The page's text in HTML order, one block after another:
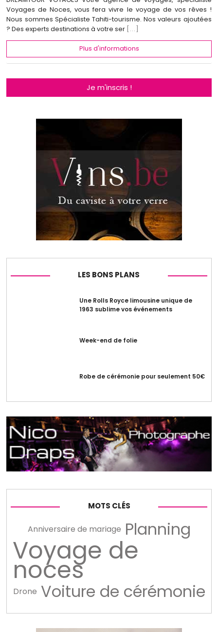
Voyages de Noces, vous fera vivre le voyage de vos rêves !
Nous sommes Spécialiste Tahiti-tourisme. Nos valeurs ajoutées
? Des experts destinations à votre ser [...]
Plus d'informations
Je m'inscris !
LES BONS PLANS
Une Rolls Royce limousine unique de
1963 sublime vos événements
Week-end de folie
Robe de cérémonie pour seulement 50€
MOTS CLÉS
Anniversaire de mariage Planning
Voyage de
noces
Drone Voiture de cérémonie